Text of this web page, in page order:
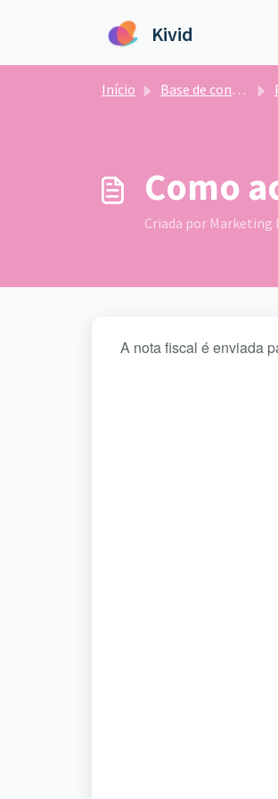
Kivid
Início Base de conhecimento
Como
Criada por Marketing
A nota fiscal é enviada